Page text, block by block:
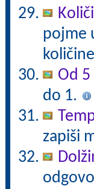
pojme
Od
do 1.
zapiši